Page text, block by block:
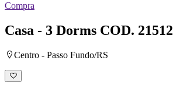
Compra
Casa - 3 Dorms COD. 21512
Centro - Passo Fundo/RS
Adicionar
à